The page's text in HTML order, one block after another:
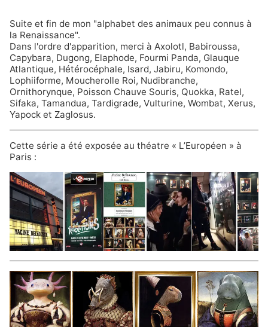
Suite et fin de mon "alphabet des animaux peu connus à
la Renaissance".
Dans l'ordre d'apparition, merci à Axolotl, Babiroussa,
Capybara, Dugong, Elaphode, Fourmi Panda, Glauque
Atlantique, Hétérocéphale, Isard, Jabiru, Komondo,
Lophiiforme, Moucherolle Roi, Nudibranche,
Ornithorynque, Poisson Chauve Souris, Quokka, Ratel,
Sifaka, Tamandua, Tardigrade, Vulturine, Wombat, Xerus,
Yapock et Zaglosus.
Cette série a été exposée au théatre « L’Européen » à
Paris :